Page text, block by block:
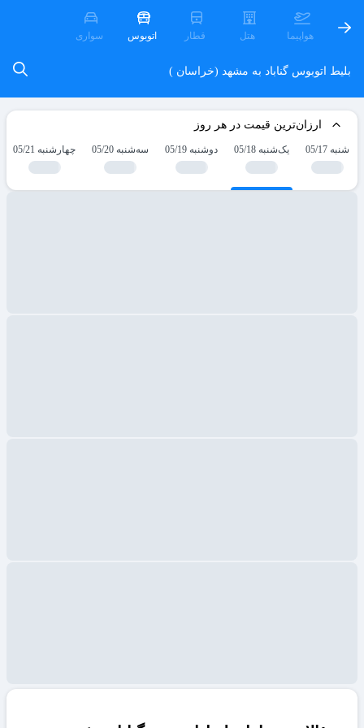
هواپیما هتل قطار اتوبوس سواری
بلیط اتوبوس گناباد به مشهد (خراسان )
ارزان‌ترین قیمت در هر روز
شنبه 05/17 یک‌شنبه 05/18 دوشنبه 05/19 سه‌شنبه 05/20 چهارشنبه 05/21